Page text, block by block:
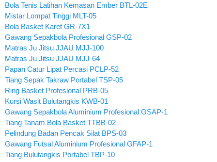
Bola Tenis Latihan Kemasan Ember BTL-02E
Mistar Lompat Tinggi MLT-05
Bola Basket Karet GR-7X1
Gawang Sepakbola Profesional GSP-02
Matras Ju Jitsu JJAU MJJ-100
Matras Ju Jitsu JJAU MJJ-64
Papan Catur Lipat Percasi PCLP-52
Tiang Sepak Takraw Portabel TSP-05
Ring Basket Profesional PRB-05
Kursi Wasit Bulutangkis KWB-01
Gawang Sepakbola Aluminium Profesional GSAP-1
Tiang Tanam Bola Basket TTBB-02
Pelindung Badan Pencak Silat BPS-03
Gawang Futsal Aluminium Profesional GFAP-1
Tiang Bulutangkis Portabel TBP-10